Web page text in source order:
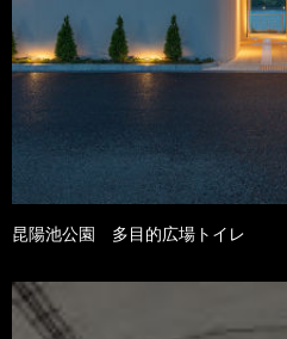
昆陽池公園 多目的広場トイレ